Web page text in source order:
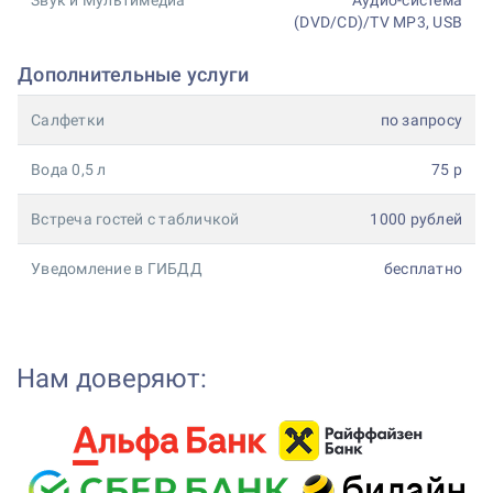
(DVD/CD)/TV MP3, USB
Дополнительные услуги
Салфетки по запросу
Вода 0,5 л 75 р
Встреча гостей с табличкой 1000 рублей
Уведомление в ГИБДД бесплатно
Нам доверяют: